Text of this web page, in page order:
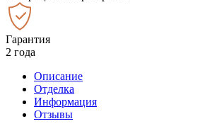
Гарантия
2 года
Описание
Отделка
Информация
Отзывы